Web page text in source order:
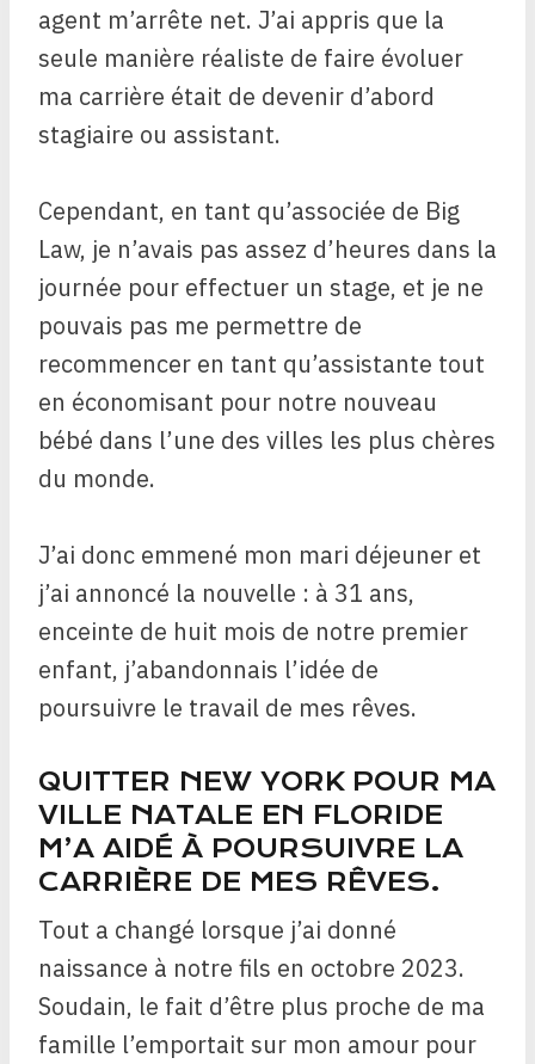
agent m’arrête net. J’ai appris que la
seule manière réaliste de faire évoluer
ma carrière était de devenir d’abord
stagiaire ou assistant.
Cependant, en tant qu’associée de Big
Law, je n’avais pas assez d’heures dans la
journée pour effectuer un stage, et je ne
pouvais pas me permettre de
recommencer en tant qu’assistante tout
en économisant pour notre nouveau
bébé dans l’une des villes les plus chères
du monde.
J’ai donc emmené mon mari déjeuner et
j’ai annoncé la nouvelle : à 31 ans,
enceinte de huit mois de notre premier
enfant, j’abandonnais l’idée de
poursuivre le travail de mes rêves.
QUITTER NEW YORK POUR MA
VILLE NATALE EN FLORIDE
M’A AIDÉ À POURSUIVRE LA
CARRIÈRE DE MES RÊVES.
Tout a changé lorsque j’ai donné
naissance à notre fils en octobre 2023.
Soudain, le fait d’être plus proche de ma
famille l’emportait sur mon amour pour